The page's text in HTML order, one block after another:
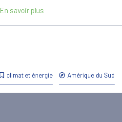
En savoir plus
climat et énergie Amérique du Sud